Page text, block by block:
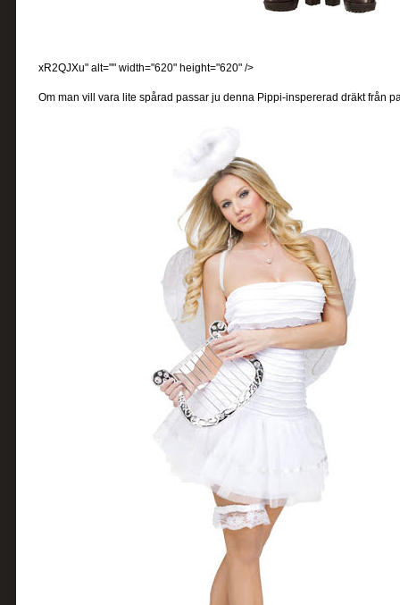
xR2QJXu" alt="" width="620" height="620" />
Om man vill vara lite spårad passar ju denna Pippi-inspererad dräkt från